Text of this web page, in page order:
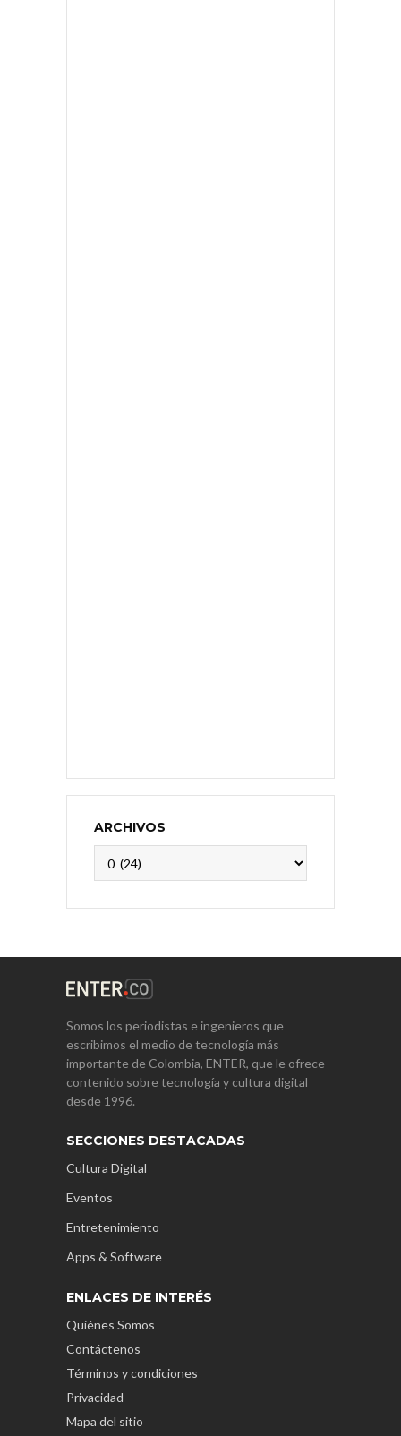
ARCHIVOS
Somos los periodistas e ingenieros que
escribimos el medio de tecnología más
importante de Colombia, ENTER, que le ofrece
contenido sobre tecnología y cultura digital
desde 1996.
SECCIONES DESTACADAS
Cultura Digital
Eventos
Entretenimiento
Apps & Software
ENLACES DE INTERÉS
Quiénes Somos
Contáctenos
Términos y condiciones
Privacidad
Mapa del sitio